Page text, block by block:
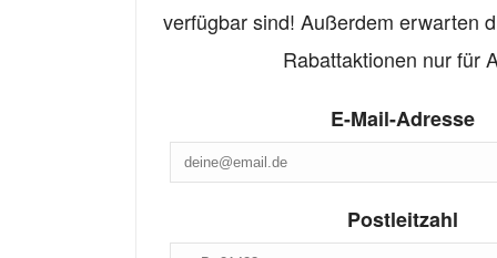
verfügbar sind! Außerdem erwarten
Rabattaktionen nur für
E-Mail-Adresse
Postleitzahl